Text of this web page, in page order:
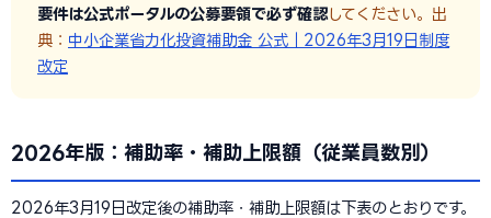
要件は公式ポータルの公募要領で必ず確認してください。出
典： 中小企業省力化投資補助金 公式｜2026年3月19日制度
改定
2026年版：補助率・補助上限額（従業員数別）
2026年3月19日改定後の補助率・補助上限額は下表のとおりです。